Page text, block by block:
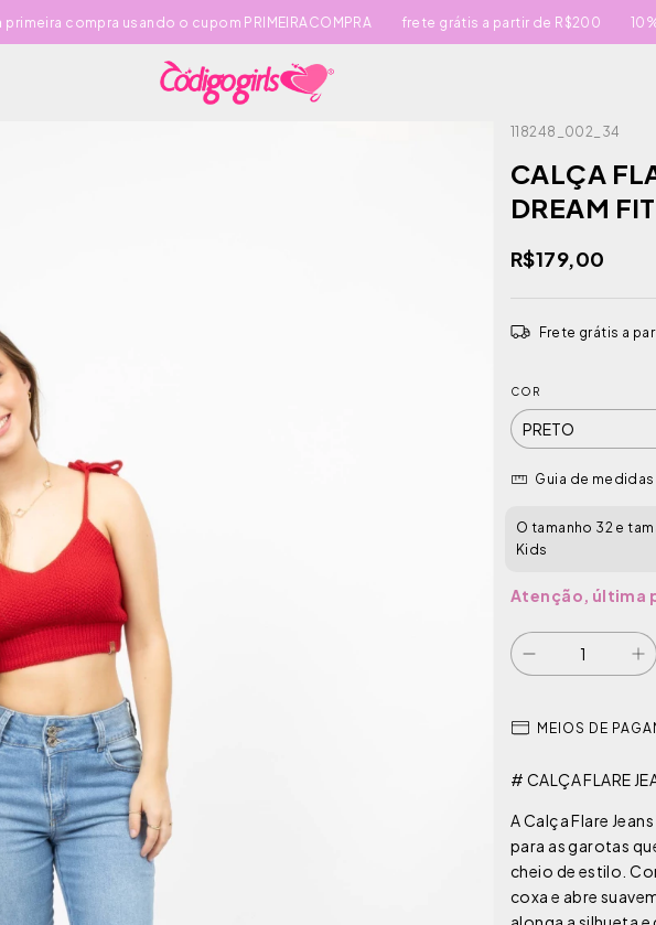
usando o cupom PRIMEIRACOMPRA frete grátis a partir de R$200 10% OFF na
118248_002_34
CALÇA
DREAM
R$179,00
Frete grátis a
COR
Guia de medidas
O tamanho 32 e
Kids
Atenção, última
MEIOS DE
# CALÇA FLARE
A Calça Flare
para as garotas
cheio de estilo.
coxa e abre